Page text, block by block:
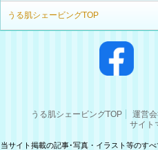
うる肌シェービングTOP
うる肌シェービングTOP 運営
サイト
当サイト掲載の記事･写真・イラスト等のす